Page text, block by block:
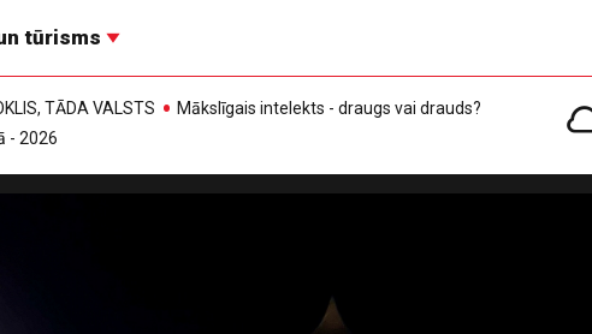
tūrisms
TĀDA VALSTS
Mākslīgais intelekts - draugs vai drauds?
- 2026